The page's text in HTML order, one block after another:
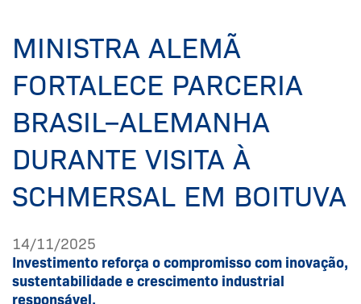
MINISTRA ALEMÃ
FORTALECE PARCERIA
BRASIL–ALEMANHA
DURANTE VISITA À
SCHMERSAL EM BOITUVA
14/11/2025
Investimento reforça o compromisso com inovação,
sustentabilidade e crescimento industrial
responsável.